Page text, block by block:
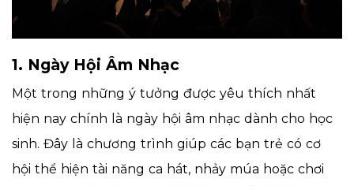
1. Ngày Hội Âm Nhạc
Một trong những ý tưởng được yêu thích nhất
hiện nay chính là ngày hội âm nhạc dành cho học
sinh. Đây là chương trình giúp các bạn trẻ có cơ
hội thể hiện tài năng ca hát, nhảy múa hoặc chơi